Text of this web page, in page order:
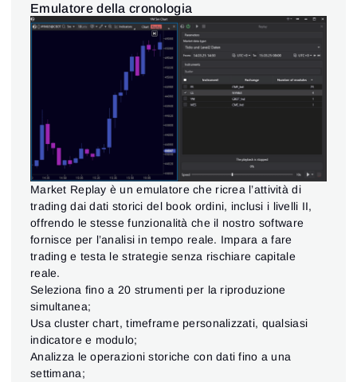
Emulatore della cronologia
Market Replay è un emulatore che ricrea l’attività di
trading dai dati storici del book ordini, inclusi i livelli II,
offrendo le stesse funzionalità che il nostro software
fornisce per l’analisi in tempo reale. Impara a fare
trading e testa le strategie senza rischiare capitale
reale.
Seleziona fino a 20 strumenti per la riproduzione
simultanea;
Usa cluster chart, timeframe personalizzati, qualsiasi
indicatore e modulo;
Analizza le operazioni storiche con dati fino a una
settimana;